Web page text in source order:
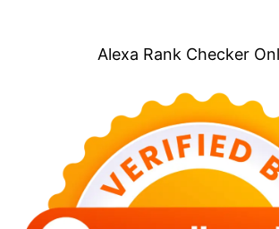
Alexa Rank Checker